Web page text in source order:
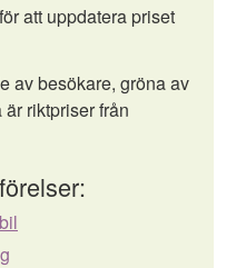
att uppdatera priset
av besökare, gröna av
riktpriser från